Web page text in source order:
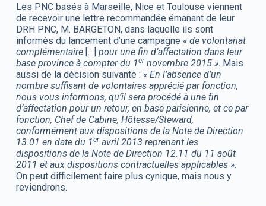
Les PNC basés à Marseille, Nice et Toulouse viennent
de recevoir une lettre recommandée émanant de leur
DRH PNC, M. BARGETON, dans laquelle ils sont
informés du lancement d’une campagne « de volontariat
complémentaire […] pour une fin d’affectation dans leur
base province à compter du 1ernovembre 2015 ». Mais
aussi de la décision suivante : « En l’absence d’un
nombre suffisant de volontaires apprécié par fonction,
nous vous informons, qu’il sera procédé à une fin
d’affectation pour un retour, en base parisienne, et ce par
fonction, Chef de Cabine, Hôtesse/Steward,
conformément aux dispositions de la Note de Direction
13.01 en date du 1eravril 2013 reprenant les
dispositions de la Note de Direction 12.11 du 11 août
2011 et aux dispositions contractuelles applicables ».
On peut difficilement faire plus cynique, mais nous y
reviendrons.